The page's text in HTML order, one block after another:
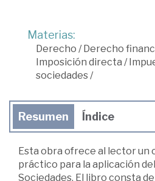
Materias:
Derecho /Derecho
Imposición directa /
sociedades/
Resumen Índice
Esta obra ofrece al lector un
práctico para la aplicación
Sociedades. El libro consta